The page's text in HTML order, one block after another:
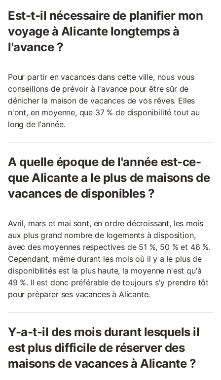
Est-t-il nécessaire de planifier mon
voyage à Alicante longtemps à
l'avance ?
Pour partir en vacances dans cette ville, nous vous
conseillons de prévoir à l'avance pour être sûr de
dénicher la maison de vacances de vos rêves. Elles
n'ont, en moyenne, que 37 % de disponibilité tout au
long de l'année.
A quelle époque de l'année est-ce-
que Alicante a le plus de maisons de
vacances de disponibles ?
Avril, mars et mai sont, en ordre décroissant, les mois
aux plus grand nombre de logements à disposition,
avec des moyennes respectives de 51 %, 50 % et 46 %.
Cependant, même durant les mois où il y a le plus de
disponibilités est la plus haute, la moyenne n'est qu'à
49 %. Il est donc préférable de toujours s'y prendre tôt
pour préparer ses vacances à Alicante.
Y-a-t-il des mois durant lesquels il
est plus difficile de réserver des
maisons de vacances à Alicante ?